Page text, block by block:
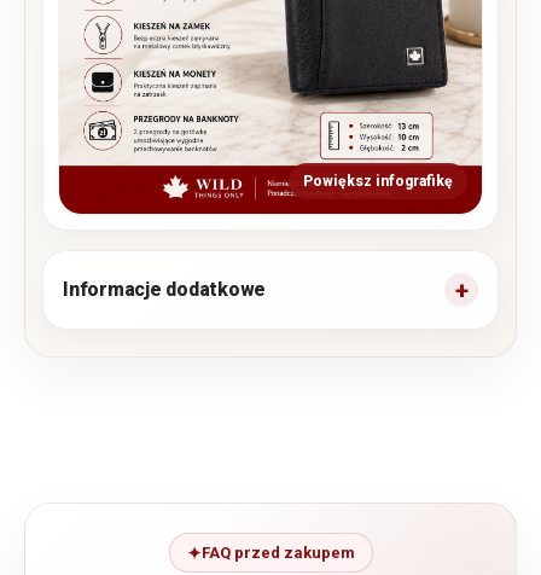
Powiększ infografikę
Informacje dodatkowe
FAQ przed zakupem